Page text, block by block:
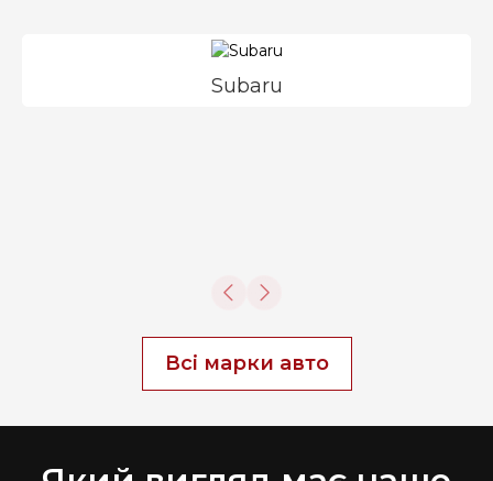
Subaru
Всі марки авто